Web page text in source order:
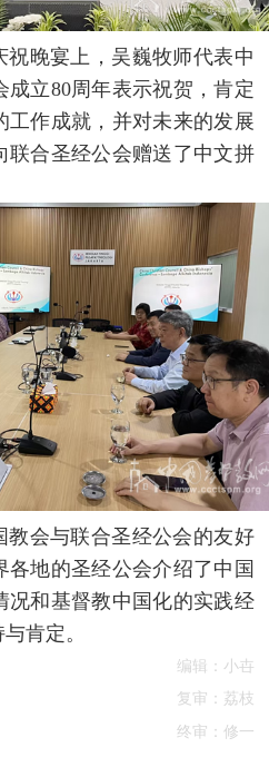
祝晚宴上，吴巍牧师代表中
立80周年表示祝贺，肯定
工作成就，并对未来的发展
联合圣经公会赠送了中文拼
教会与联合圣经公会的友好
地的圣经公会介绍了中国
况和基督教中国化的实践经
肯定。
编辑：小卋
复审：荔枝
终审：修一